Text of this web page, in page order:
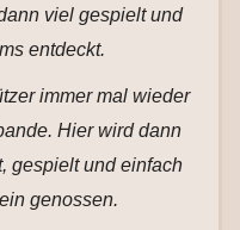
viel gespielt und
entdeckt.
immer mal wieder
Hier wird dann
gespielt und einfach
genossen.